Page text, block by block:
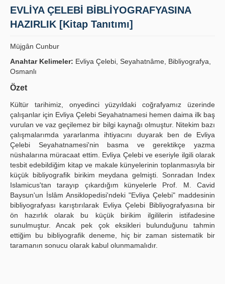
Dergi Kurulları
Yazım Kuralları
İlkeler
Yayın Politikaları
Kılavuzlar
İletişim
EVLİYA ÇELEBİ BİBLİYOGRAFYASINA
HAZIRLIK [Kitap Tanıtımı]
Müjgân Cunbur
Anahtar Kelimeler: Evliya Çelebi, Seyahatnâme, Bibliyografya,
Osmanlı
Özet
Kültür tarihimiz, onyedinci yüzyıldaki coğrafyamız üzerinde
çalışanlar için Evliya Çelebi Seyahatnamesi hemen daima ilk baş
vurulan ve vaz geçilemez bir bilgi kaynağı olmuştur. Nitekim bazı
çalışmalarımda yararlanma ihtiyacını duyarak ben de Evliya
Çelebi Seyahatnamesi'nin basma ve gerektikçe yazma
nüshalarına müracaat ettim. Evliya Çelebi ve eseriyle ilgili olarak
tesbit edebildiğim kitap ve makale künyelerinin toplanmasıyla bir
küçük bibliyografik birikim meydana gelmişti. Sonradan Index
Islamicus'tan tarayıp çıkardığım künyelerle Prof. M. Cavid
Baysun'un İslâm Ansiklopedisi'ndeki "Evliya Çelebi" maddesinin
bibliyografyası karıştırılarak Evliya Çelebi Bibliyografyasına bir
ön hazırlık olarak bu küçük birikim ilgililerin istifadesine
sunulmuştur. Ancak pek çok eksikleri bulunduğunu tahmin
ettiğim bu bibliyografik deneme, hiç bir zaman sistematik bir
taramanın sonucu olarak kabul olunmamalıdır.